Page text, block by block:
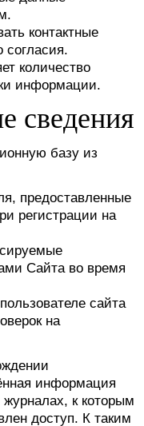
контактные
согласия.
количество
информации.
сведения
базу из
предоставленные
регистрации на
Сайта во время
сайта
на
информация
к которым
доступ. К таким